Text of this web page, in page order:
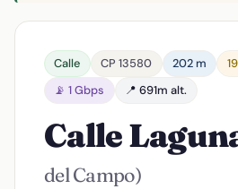
Calle CP 13580 202 m
📡 1 Gbps
📍 691m alt.
Calle
del Campo)